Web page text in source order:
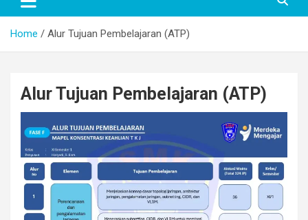
Home Alur Tujuan Pembelajaran (ATP)
Alur Tujuan Pembelajaran (ATP)